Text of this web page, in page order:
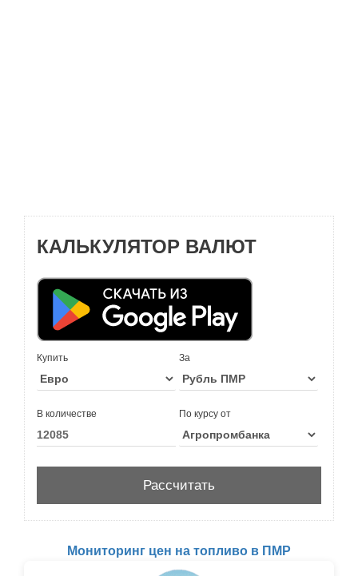
КАЛЬКУЛЯТОР ВАЛЮТ
Купить За
В количестве По курсу от
Мониторинг цен на топливо в ПМР